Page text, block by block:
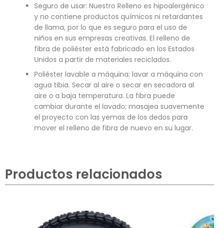
Seguro de usar: Nuestro Relleno es hipoalergénico
y no contiene productos químicos ni retardantes
de llama, por lo que es seguro para el uso de
niños en sus empresas creativas. El relleno de
fibra de poliéster está fabricado en los Estados
Unidos a partir de materiales reciclados.
Poliéster lavable a máquina: lavar a máquina con
agua tibia. Secar al aire o secar en secadora al
aire o a baja temperatura. La fibra puede
cambiar durante el lavado; masajea suavemente
el proyecto con las yemas de los dedos para
mover el relleno de fibra de nuevo en su lugar.
Productos relacionados